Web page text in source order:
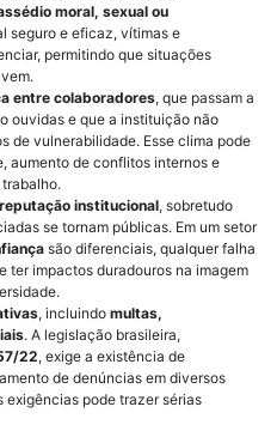
moral, sexual ou
seguro e eficaz, vítimas e
permitindo que situações
entre colaboradores, que passam a
ouvidas e que a instituição não
de vulnerabilidade. Esse clima pode
aumento de conflitos internos e
institucional, sobretudo
se tornam públicas. Em um setor
são diferenciais, qualquer falha
ter impactos duradouros na imagem
, incluindo multas,
. A legislação brasileira,
22, exige a existência de
de denúncias em diversos
exigências pode trazer sérias